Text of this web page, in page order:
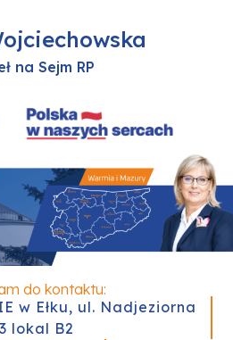
na Sejm RP
do kontaktu:
w Ełku, ul. Nadjeziorna
lokal B2